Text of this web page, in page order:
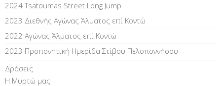
2024 Tsatoumas Street Long Jump
2023 Διεθνής Αγώνας Άλματος επί Kοντώ
2022 Αγώνας Άλματος επί Κοντώ
2023 Προπονητική Ημερίδα Στίβου Πελοποννήσου
Δράσεις
Η Μυρτώ μας